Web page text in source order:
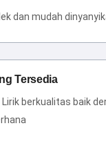
dan mudah
Tersedia
Lirik berkualitas baik